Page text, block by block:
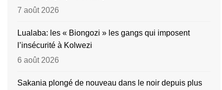
7 août 2026
Lualaba: les « Biongozi » les gangs qui imposent
l’insécurité à Kolwezi
6 août 2026
Sakania plongé de nouveau dans le noir depuis plus